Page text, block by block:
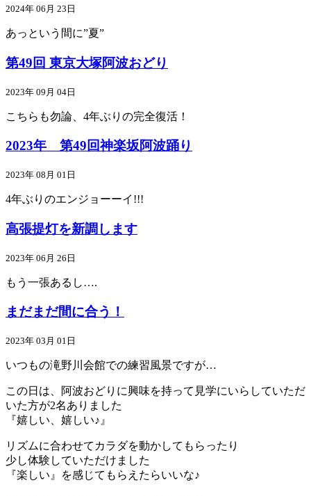
2024年 06月 23日
あっという間に”夏”
第49回 東京大塚阿波おどり
2023年 09月 04日
こちらも勿論、4年ぶりの完全復活！
2023年 第49回神楽坂阿波踊り
2023年 08月 01日
4年ぶりのエンジョーーイ!!!
高張提灯を新調します
2023年 06月 26日
もう一張あるし….
まだまだ間に合う！
2023年 03月 01日
いつもの滝野川会館での練習風景ですが…
この日は、阿波おどりに興味を持って見学にいらしていただ
いた方が2名ありました
『嬉しい、嬉しい♪』
リズムに合わせてカラダを動かしてもらったり
少し体験していただけました
『楽しい』を感じてもらえたらいいな♪